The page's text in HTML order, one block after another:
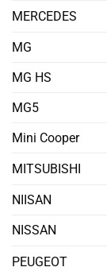
MERCEDES
MG
MG HS
MG5
Mini Cooper
MITSUBISHI
NIISAN
NISSAN
PEUGEOT